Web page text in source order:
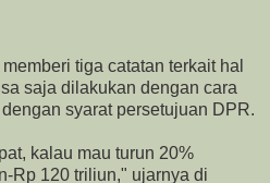
tiga catatan terkait hal
saja dilakukan dengan cara
syarat persetujuan DPR.
kalau mau turun 20%
Rp 120 triliun," ujarnya di